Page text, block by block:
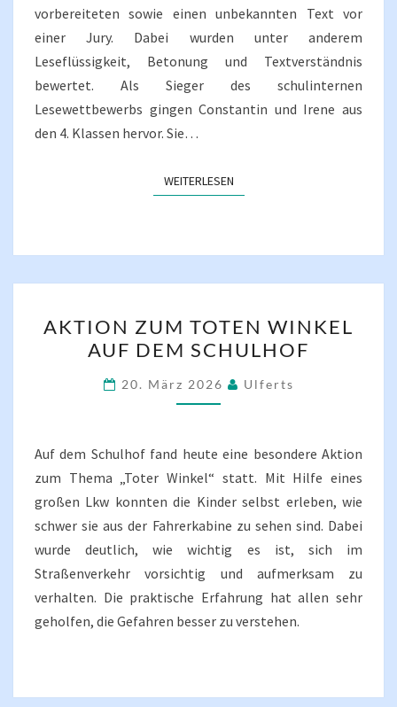
vorbereiteten sowie einen unbekannten Text vor
einer Jury. Dabei wurden unter anderem
Leseflüssigkeit, Betonung und Textverständnis
bewertet. Als Sieger des schulinternen
Lesewettbewerbs gingen Constantin und Irene aus
den 4. Klassen hervor. Sie…
WEITERLESENWEITERLESEN
ZUM
TOTEN
WINKEL
AUF
SCHULHOF
AKTION ZUM TOTEN WINKEL
AUF DEM SCHULHOF
20. März 2026 Ulferts
Auf dem Schulhof fand heute eine besondere Aktion
zum Thema „Toter Winkel“ statt. Mit Hilfe eines
großen Lkw konnten die Kinder selbst erleben, wie
schwer sie aus der Fahrerkabine zu sehen sind. Dabei
wurde deutlich, wie wichtig es ist, sich im
Straßenverkehr vorsichtig und aufmerksam zu
verhalten. Die praktische Erfahrung hat allen sehr
geholfen, die Gefahren besser zu verstehen.